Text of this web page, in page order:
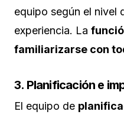
equipo según el nivel
experiencia. La
familiarizarse con
3. Planificación e
El equipo de